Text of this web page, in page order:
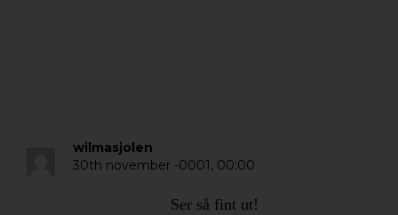
wilmasjolen
30th november -0001, 00:00
Ser så fint ut!